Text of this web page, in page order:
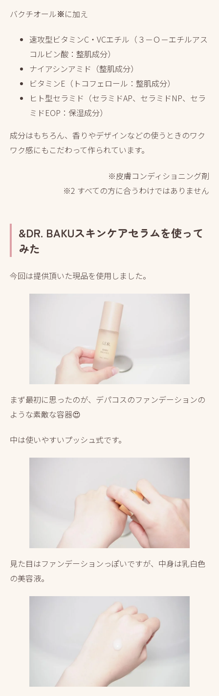
バクチオール※に加え
速攻型ビタミンC・VCエチル （３－Ｏ－エチルアス
コルビン酸：整肌成分）
ナイアシンアミド （整肌成分）
ビタミンE （トコフェロール：整肌成分）
ヒト型セラミド （セラミドAP、セラミドNP、セラ
ミドEOP：保湿成分）
成分はもちろん、香りやデザインなどの使うときのワク
ワク感にもこだわって作られています。
※皮膚コンディショニング剤
※2 すべての方に合うわけではありません
&DR. BAKUスキンケアセラムを使って
みた
今回は提供頂いた現品を使用しました。
まず最初に思ったのが、デパコスのファンデーションの
ような素敵な容器😍
中は使いやすいプッシュ式です。
見た目はファンデーションっぽいですが、中身は乳白色
の美容液。